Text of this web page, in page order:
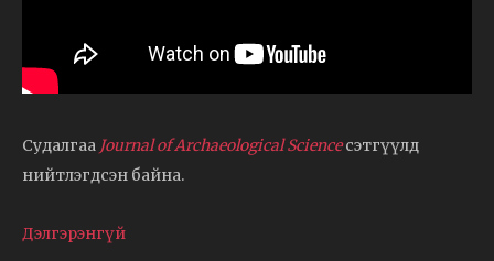
Судалгаа Journal of Archaeological Scienceсэтгүүлд
нийтлэгдсэн байна.
Дэлгэрэнгүй